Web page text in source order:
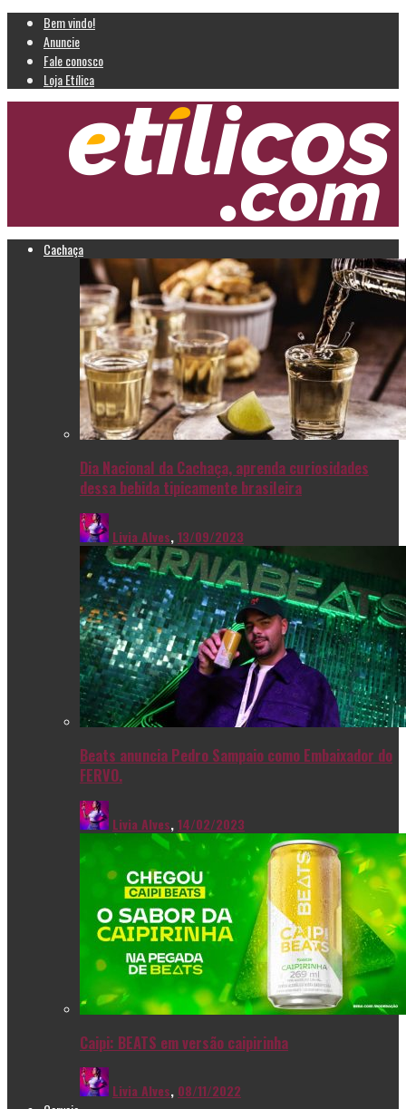
Bem vindo!
Anuncie
Fale conosco
Loja Etílica
Cachaça
Dia Nacional da Cachaça, aprenda curiosidades
dessa bebida tipicamente brasileira
Livia Alves,13/09/2023
Beats anuncia Pedro Sampaio como Embaixador do
FERVO.
Livia Alves,14/02/2023
Caipi: BEATS em versão caipirinha
Livia Alves, 08/11/2022